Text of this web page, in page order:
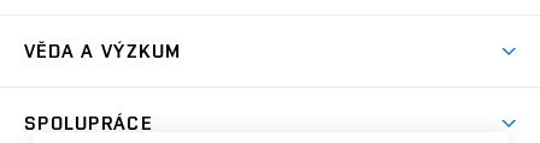
Sport na VUT
Dny otevřených dveří
Celoživotní vzdělávání
Harmonogram akademického roku
Zpracování osobních údajů studentů
Sociální bezpečí
VĚDA A VÝZKUM
SPOLUPRÁCE